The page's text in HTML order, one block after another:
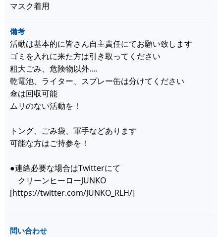
マスク着用
備考
活動は基本的に皆さん自主責任にてお願い致します
ゴミを入れに来た方は引き取ってください
粗大ごみ、危険物以外....
乾電池、ライター、スプレー缶は分けてください
傘は回収可能
ムリのない活動を！
トング、ごみ袋、軍手などあります
可能な方はご持参を！
●連絡必要な場合はTwitterにて
クリーンヒーローJUNKO
[https://twitter.com/JUNKO_RLH/]
問い合わせ